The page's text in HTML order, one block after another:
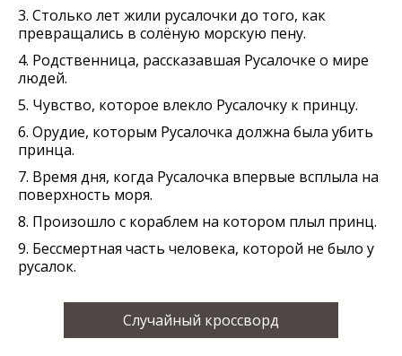
3. Столько лет жили русалочки до того, как
превращались в солёную морскую пену.
4. Родственница, рассказавшая Русалочке о мире
людей.
5. Чувство, которое влекло Русалочку к принцу.
6. Орудие, которым Русалочка должна была убить
принца.
7. Время дня, когда Русалочка впервые всплыла на
поверхность моря.
8. Произошло с кораблем на котором плыл принц.
9. Бессмертная часть человека, которой не было у
русалок.
Случайный кроссворд